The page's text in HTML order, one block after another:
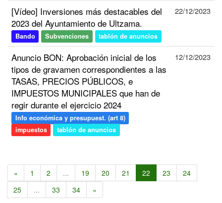
[Vídeo] Inversiones más destacables del
2023 del Ayuntamiento de Ultzama.
Bando Subvenciones tablón de anuncios
22/12/2023
Anuncio BON: Aprobación inicial de los
tipos de gravamen correspondientes a las
TASAS, PRECIOS PÚBLICOS, e
IMPUESTOS MUNICIPALES que han de
regir durante el ejercicio 2024
Info económica y presupuest. (art 8)
impuestos
tablón de anuncios
12/12/2023
« 1 2 ... 19 20 21 22 23
24
25
... 33 34 »